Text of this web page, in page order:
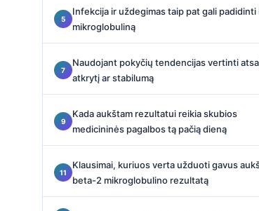
Infekcija ir uždegimas taip pat gali
mikroglobuliną
Naudojant pokyčių tendencijas vertinti
atkrytį ar stabilumą
Kada aukštam rezultatui reikia skubios
medicininės pagalbos tą pačią dieną
Klausimai, kuriuos verta užduoti gavus
beta-2 mikroglobulino rezultatą